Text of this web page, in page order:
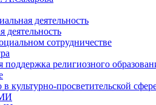
деятельность
деятельность
сотрудничестве
поддержка религиозного
культурно-просветительской